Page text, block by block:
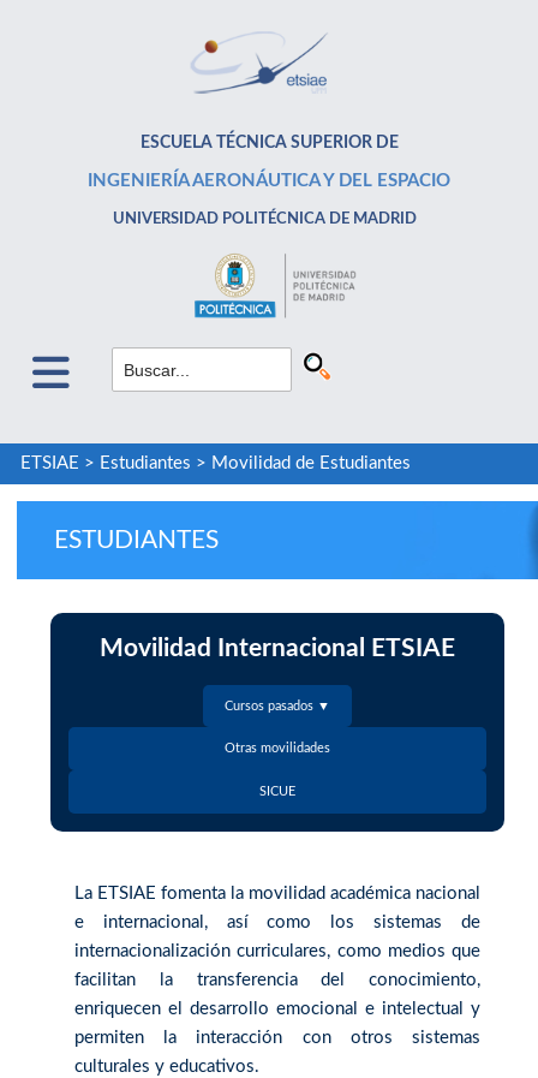
ESCUELA TÉCNICA SUPERIOR DE
INGENIERÍA AERONÁUTICA Y DEL ESPACIO
UNIVERSIDAD POLITÉCNICA DE MADRID
ETSIAE > Estudiantes > Movilidad de Estudiantes
ESTUDIANTES
Movilidad Internacional ETSIAE
Cursos pasados ▼
Otras movilidades
SICUE
La ETSIAE fomenta la movilidad académica nacional
e internacional, así como los sistemas de
internacionalización curriculares, como medios que
facilitan la transferencia del conocimiento,
enriquecen el desarrollo emocional e intelectual y
permiten la interacción con otros sistemas
culturales y educativos.